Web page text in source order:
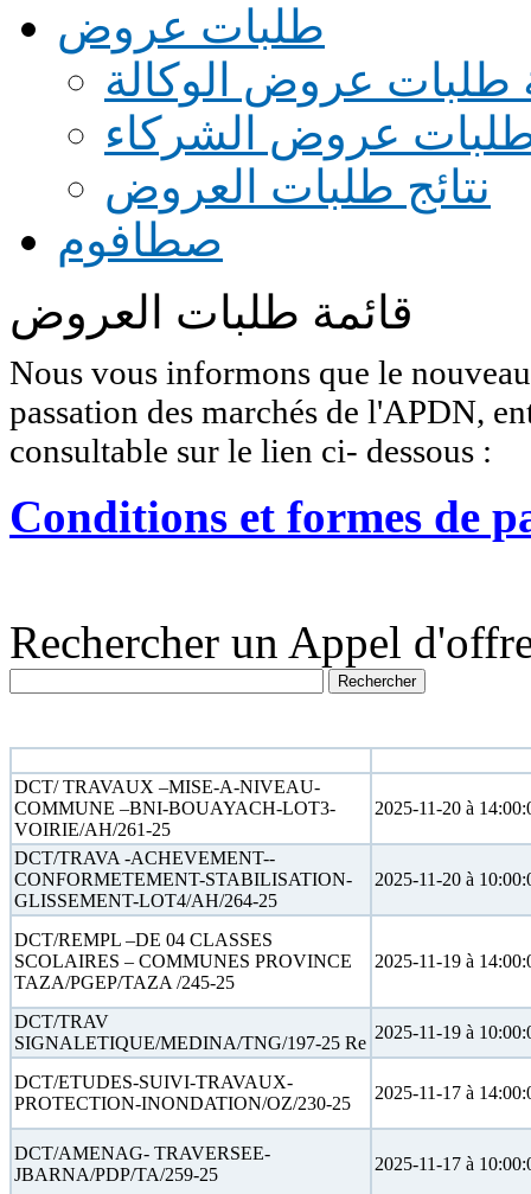
طلبات عروض
طلبات عروض الوكالة
طلبات عروض الشركاء
نتائج طلبات العروض
صطافوم
قائمة طلبات العروض
Nous vous informons que le
passation des marchés de l'APDN,
consultable sur le lien ci- dessous :
Conditions et formes de
Rechercher un Appel
DCT/ TRAVAUX –MISE-A-NIVEAU-
COMMUNE –BNI-BOUAYACH-LOT3-
VOIRIE/AH/261-25
2025-11-20 à
DCT/TRAVA -ACHEVEMENT--
CONFORMETEMENT-STABILISATION-
GLISSEMENT-LOT4/AH/264-25
2025-11-20 à
DCT/REMPL –DE 04 CLASSES
SCOLAIRES – COMMUNES PROVINCE
TAZA/PGEP/TAZA /245-25
2025-11-19 à
DCT/TRAV
SIGNALETIQUE/MEDINA/TNG/197-25 Re
2025-11-19 à
DCT/ETUDES-SUIVI-TRAVAUX-
PROTECTION-INONDATION/OZ/230-25
2025-11-17 à
DCT/AMENAG- TRAVERSEE-
JBARNA/PDP/TA/259-25
2025-11-17 à